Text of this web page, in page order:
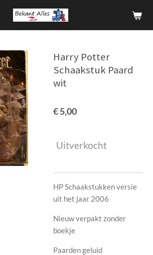
Harry Potter
Schaakstuk Paard
wit
€ 5,00
Uitverkocht
HP Schaakstukken versie
uit het jaar 2006
Nieuw verpakt zonder
boekje
Paarden geluid